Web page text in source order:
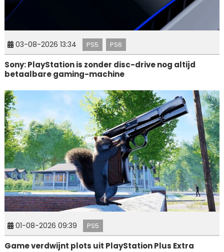
03-08-2026 13:34 PS5 PS6
Sony: PlayStation is zonder disc-drive nog altijd
betaalbare gaming-machine
01-08-2026 09:39 PS5
Game verdwijnt plots uit PlayStation Plus Extra